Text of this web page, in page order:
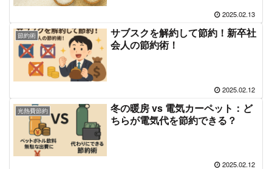
2025.02.13
節約術
サブスクを解約して節約！新卒社
会人の節約術！
2025.02.12
光熱費節約
冬の暖房 vs 電気カーペット：ど
ちらが電気代を節約できる？
2025.02.12